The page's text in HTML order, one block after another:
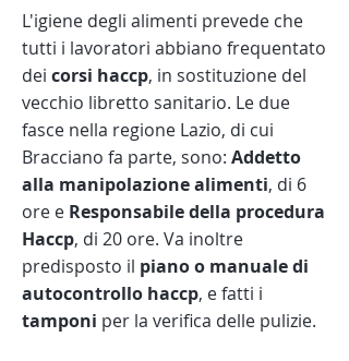
L'igiene degli alimenti prevede che
tutti i lavoratori abbiano frequentato
dei corsi haccp, in sostituzione del
vecchio libretto sanitario. Le due
fasce nella regione Lazio, di cui
Bracciano fa parte, sono: Addetto
alla manipolazione alimenti, di 6
ore e Responsabile della procedura
Haccp, di 20 ore. Va inoltre
predisposto il piano o manuale di
autocontrollo haccp, e fatti i
tamponi per la verifica delle pulizie.